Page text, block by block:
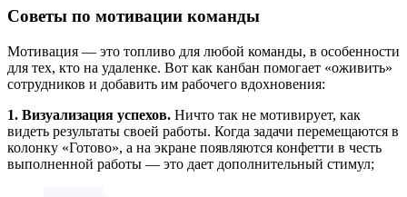
Советы по мотивации команды
Мотивация — это топливо для любой команды, в особенности
для тех, кто на удаленке. Вот как канбан помогает «оживить»
сотрудников и добавить им рабочего вдохновения:
1. Визуализация успехов. Ничто так не мотивирует, как
видеть результаты своей работы. Когда задачи перемещаются в
колонку «Готово», а на экране появляются конфетти в честь
выполненной работы — это дает дополнительный стимул;